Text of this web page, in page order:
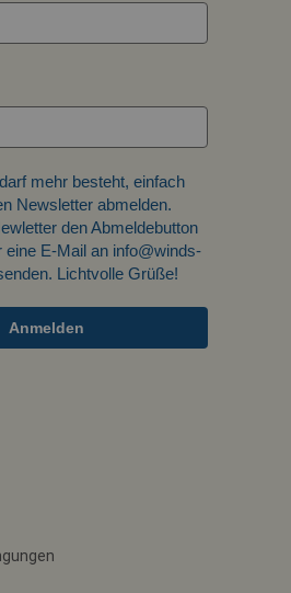
mehr besteht, einfach
Newsletter abmelden.
den Abmeldebutton
eine E-Mail an info@winds-
Lichtvolle Grüße!
Anmelden